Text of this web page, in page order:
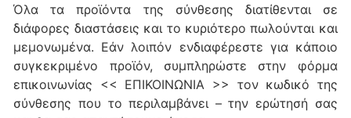
Όλα τα προϊόντα της σύνθεσης διατίθενται σε
διάφορες διαστάσεις και το κυριότερο πωλούνται και
μεμονωμένα. Εάν λοιπόν ενδιαφέρεστε για κάποιο
συγκεκριμένο προϊόν, συμπληρώστε στην φόρμα
επικοινωνίας << ΕΠΙΚΟΙΝΩΝΙΑ >> τον κωδικό της
σύνθεσης που το περιλαμβάνει – την ερώτησή σας